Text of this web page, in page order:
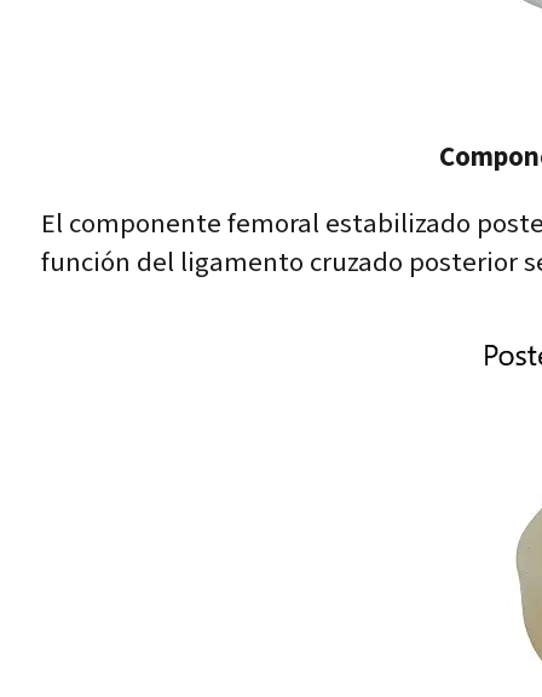
El componente femoral estabilizado
función del ligamento cruzado posterior